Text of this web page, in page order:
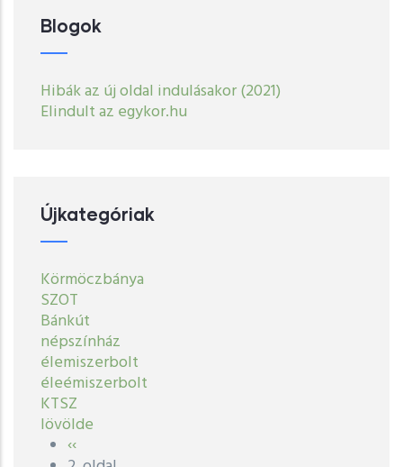
Blogok
Hibák az új oldal indulásakor (2021)
Elindult az egykor.hu
Újkategóriak
Körmöczbánya
SZOT
Bánkút
népszínház
élemiszerbolt
éleémiszerbolt
KTSZ
lövölde
Oldalszámozás
Előző
‹‹